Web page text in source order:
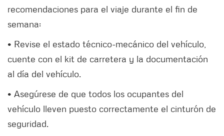
recomendaciones para el viaje durante el fin de
semana:
• Revise el estado técnico-mecánico del vehículo,
cuente con el kit de carretera y la documentación
al día del vehículo.
• Asegúrese de que todos los ocupantes del
vehículo lleven puesto correctamente el cinturón de
seguridad.